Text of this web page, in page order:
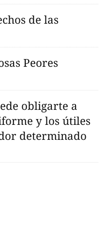
de las
Peores
obligarte a
y los útiles
determinado